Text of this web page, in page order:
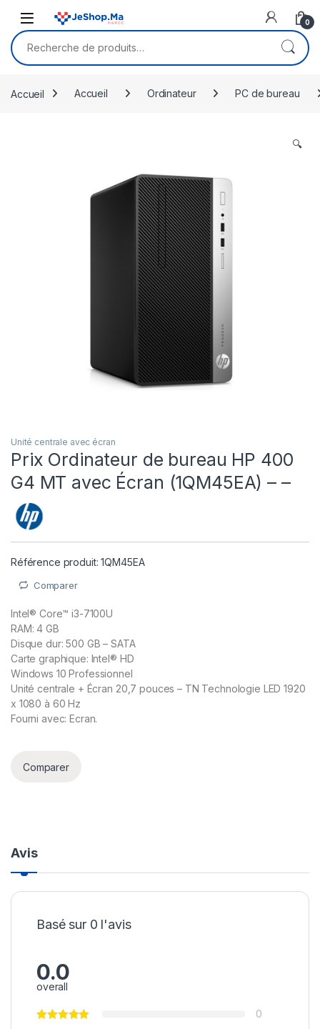
0
Recherche pour :
Accueil Accueil Ordinateur PC de bureau
🔍
Unité centrale avec écran
Prix Ordinateur de bureau HP 400
G4 MT avec Écran (1QM45EA) – –
Référence produit: 1QM45EA
Comparer
Intel® Core™ i3-7100U
RAM: 4 GB
Disque dur: 500 GB – SATA
Carte graphique: Intel® HD
Windows 10 Professionnel
Unité centrale + Écran 20,7 pouces – TN Technologie LED 1920
x 1080 à 60 Hz
Fourni avec: Ecran.
Comparer
Avis
Basé sur 0 l'avis
0.0
overall
0